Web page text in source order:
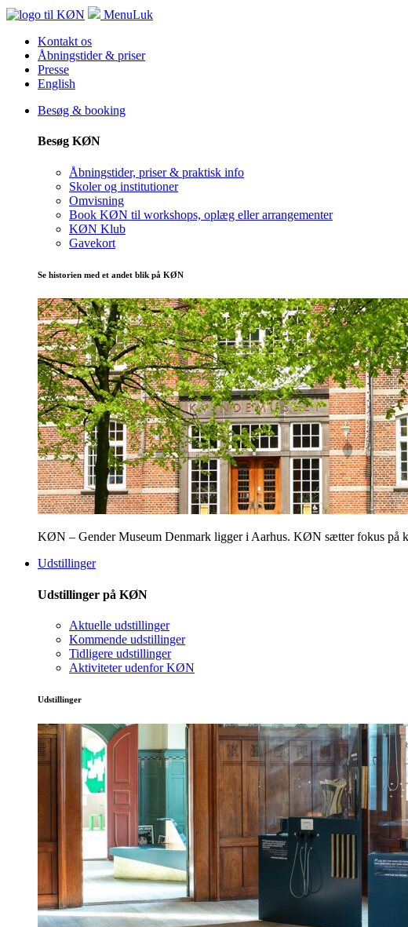
MenuLuk
Kontakt os
Åbningstider & priser
Presse
English
Besøg & booking
Besøg KØN
Åbningstider, priser & praktisk info
Skoler og institutioner
Omvisning
Book KØN til workshops, oplæg eller arrangementer
KØN Klub
Gavekort
Se historien med et andet blik på KØN
KØN – Gender Museum Denmark ligger i Aarhus. KØN sætter fokus på
Udstillinger
Udstillinger på KØN
Aktuelle udstillinger
Kommende udstillinger
Tidligere udstillinger
Aktiviteter udenfor KØN
Udstillinger